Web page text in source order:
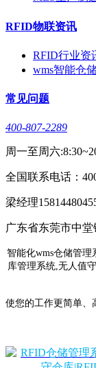
RFID物联资讯
RFID行业资
wms智能仓
常见问题
400-807-2289
周一至周六
全国联系电话：
梁经理
广东省东莞市中堂
智能化wms仓储管
库管理系统,无人值
使您的工作更简单、